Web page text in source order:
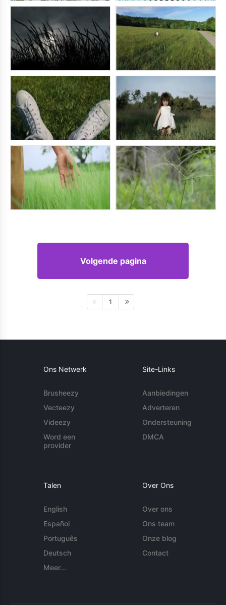
Volgende pagina
1
Ons Netwerk
Brusheezy
Vecteezy
Videezy
Word een
provider
Site-Links
Aanbiedingen
Adverteren
Ondersteuning
DMCA
Talen
English
Español
Português
Deutsch
Meer...
Over Ons
Over ons
Ons team
Onze blog
Contact